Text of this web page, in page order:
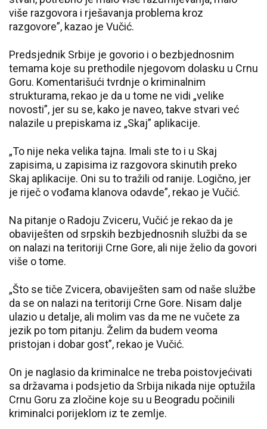
više razgovora i rješavanja problema kroz
razgovore”, kazao je Vučić.
Predsjednik Srbije je govorio i o bezbjednosnim
temama koje su prethodile njegovom dolasku u Crnu
Goru. Komentarišući tvrdnje o kriminalnim
strukturama, rekao je da u tome ne vidi „velike
novosti”, jer su se, kako je naveo, takve stvari već
nalazile u prepiskama iz „Skaj” aplikacije.
„To nije neka velika tajna. Imali ste to i u Skaj
zapisima, u zapisima iz razgovora skinutih preko
Skaj aplikacije. Oni su to tražili od ranije. Logično, jer
je riječ o vođama klanova odavde”, rekao je Vučić.
Na pitanje o Radoju Zviceru, Vučić je rekao da je
obaviješten od srpskih bezbjednosnih službi da se
on nalazi na teritoriji Crne Gore, ali nije želio da govori
više o tome.
„Što se tiče Zvicera, obaviješten sam od naše službe
da se on nalazi na teritoriji Crne Gore. Nisam dalje
ulazio u detalje, ali molim vas da me ne vučete za
jezik po tom pitanju. Želim da budem veoma
pristojan i dobar gost”, rekao je Vučić.
On je naglasio da kriminalce ne treba poistovjećivati
sa državama i podsjetio da Srbija nikada nije optužila
Crnu Goru za zločine koje su u Beogradu počinili
kriminalci porijeklom iz te zemlje.